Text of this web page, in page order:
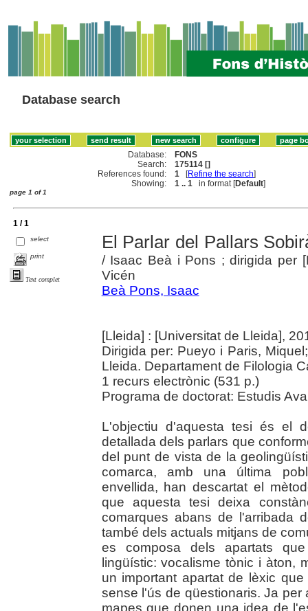
Database search
Database:
FONS
Search:
175114 []
References found:
1 [Refine the search]
Showing:
1 .. 1 in format [Default]
page 1 of 1
1 / 1
select
print
Text complet
El Parlar del Pallars
/ Isaac Beà i Pons ; dirigida per
Vicén
Beà Pons, Isaac
[Lleida] : [Universitat de Lleida],
Dirigida per: Pueyo i Paris,
Lleida. Departament de Filologia
1 recurs electrònic (531 p.)
Programa de doctorat: Estudis
L'objectiu d'aquesta tesi és el
detallada dels parlars que
del punt de vista de la
comarca, amb una última
envellida, han descartat el
que aquesta tesi deixa
comarques abans de l'arribada
també dels actuals mitjans de
es composa dels apartats
lingüístic: vocalisme tònic i àton,
un important apartat de lèxic
sense l'ús de qüestionaris. Ja
mapes que donen una idea de